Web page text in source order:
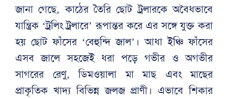
জানা গেছে, কাঠের তৈরি ছোট ট্রলারকে অবৈধভাবে
যান্ত্রিক ‘ট্রলিং ট্রলারে’ রূপান্তর করে এর সঙ্গে যুক্ত করা
হয় ছোট ফাঁসের ‘বেহুন্দি জাল’। আধা ইঞ্চি ফাঁসের
এসব জালে সহজেই ধরা পড়ে গভীর ও অগভীর
সাগরের রেণু, ডিমওয়ালা মা মাছ এবং মাছের
প্রাকৃতিক খাদ্য বিভিন্ন জলজ প্রাণী। এভাবে শিকার